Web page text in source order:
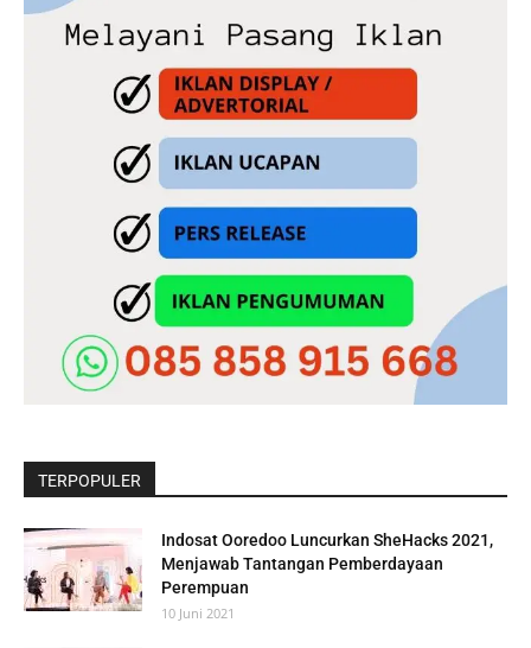
TERPOPULER
Indosat Ooredoo Luncurkan SheHacks 2021,
Menjawab Tantangan Pemberdayaan
Perempuan
10 Juni 2021